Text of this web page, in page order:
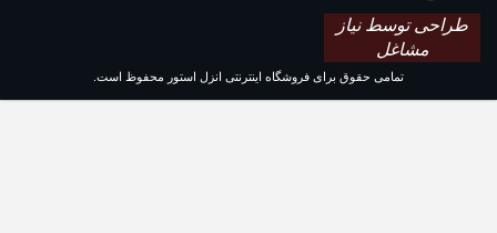
طراحی توسط نیاز
مشاغل
تمامی حقوق برای فروشگاه اینترنتی انزل استور محفوظ است.